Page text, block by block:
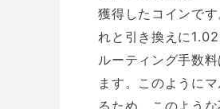
獲得したコインで
れと引き換えに
ルーティング手数
ます。このように